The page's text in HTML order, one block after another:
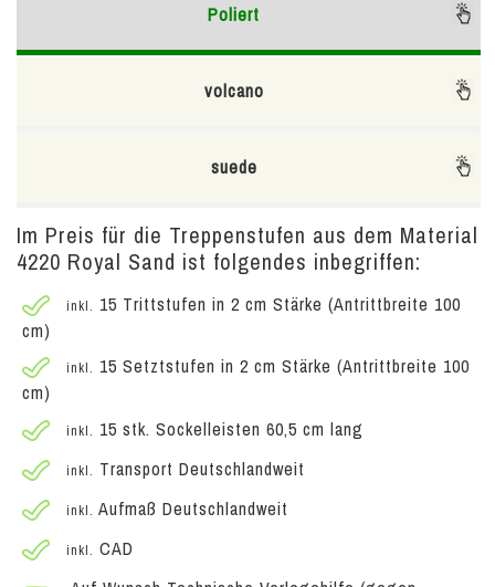
Poliert
volcano
suede
Im Preis für die Treppenstufen aus dem Material
4220 Royal Sand ist folgendes inbegriffen:
inkl. 15 Trittstufen in 2 cm Stärke (Antrittbreite 100
cm)
inkl. 15 Setztstufen in 2 cm Stärke (Antrittbreite 100
cm)
inkl. 15 stk. Sockelleisten 60,5 cm lang
inkl. Transport Deutschlandweit
inkl. Aufmaß Deutschlandweit
inkl. CAD